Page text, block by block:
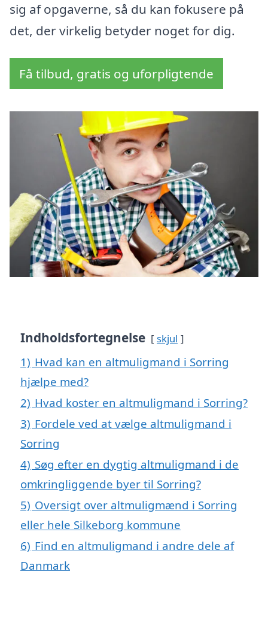
sig af opgaverne, så du kan fokusere på
det, der virkelig betyder noget for dig.
Få tilbud, gratis og uforpligtende
Indholdsfortegnelse skjul
1) Hvad kan en altmuligmand i Sorring
hjælpe med?
2) Hvad koster en altmuligmand i Sorring?
3) Fordele ved at vælge altmuligmand i
Sorring
4) Søg efter en dygtig altmuligmand i de
omkringliggende byer til Sorring?
5) Oversigt over altmuligmænd i Sorring
eller hele Silkeborg kommune
6) Find en altmuligmand i andre dele af
Danmark